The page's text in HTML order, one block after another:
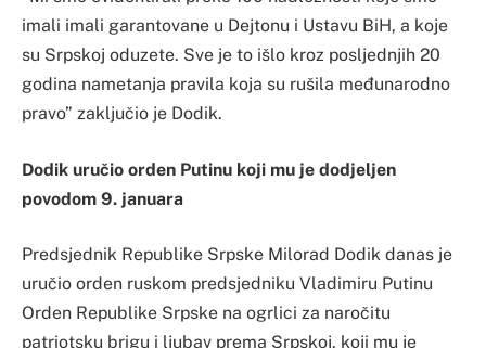
imali imali garantovane u Dejtonu i Ustavu BiH, a koje
su Srpskoj oduzete. Sve je to išlo kroz posljednjih 20
godina nametanja pravila koja su rušila međunarodno
pravo” zaključio je Dodik.
Dodik uručio orden Putinu koji mu je dodjeljen
povodom 9. januara
Predsjednik Republike Srpske Milorad Dodik danas je
uručio orden ruskom predsjedniku Vladimiru Putinu
Orden Republike Srpske na ogrlici za naročitu
patriotsku brigu i ljubav prema Srpskoj, koji mu je